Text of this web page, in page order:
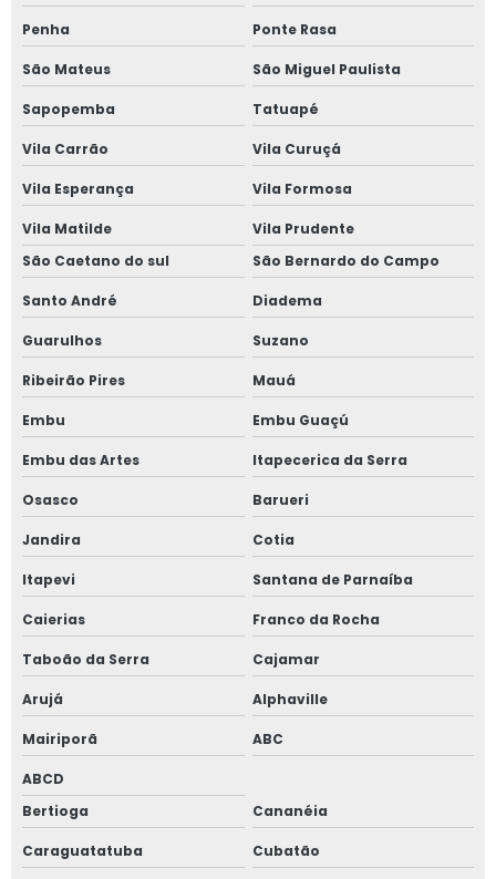
Quibe para aniversário
Mini quibe para festa
Quibe para festa
Quibe para evento
Quibe para festa corporativa
Quibe para festa de aniversário
Quibes para festa corporativa
Preços de quibes para festa
Risoles para festa
Risole congelado
Risole para aniversário
Risole para evento
Risole para festa de aniversário
Risole para festa corporativa
Risole de milho
Risoles de carne para festa
Risole de presunto e mussarela
Penha Ponte Rasa
São Mateus São Miguel Paulista
Sapopemba Tatuapé
Vila Carrão Vila Curuçá
Vila Esperança Vila Formosa
Vila Matilde
Vila Prudente
São Caetano do sul
São Bernardo do Campo
Santo André Diadema
Guarulhos Suzano
Ribeirão Pires Mauá
Embu Embu Guaçú
Embu das Artes Itapecerica da Serra
Osasco Barueri
Jandira Cotia
Itapevi Santana de Parnaíba
Caierias Franco da Rocha
Taboão da Serra Cajamar
Arujá Alphaville
Mairiporã ABC
ABCD
Bertioga
Cananéia
Caraguatatuba Cubatão